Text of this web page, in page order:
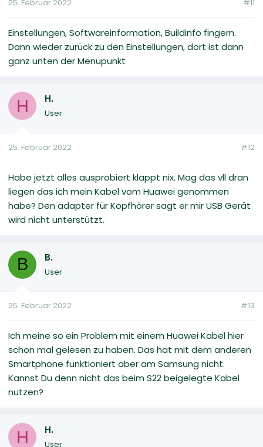
25. Februar 2022 #11
Einstellungen, Softwareinformation, Buildinfo fingern.
Dann wieder zurück zu den Einstellungen, dort ist dann
ganz unten der Menüpunkt
H H.
User
25. Februar 2022 #12
Habe jetzt alles ausprobiert klappt nix. Mag das vll dran
liegen das ich mein Kabel vom Huawei genommen
habe? Den adapter für Kopfhörer sagt er mir USB Gerät
wird nicht unterstützt.
B B.
User
25. Februar 2022 #13
Ich meine so ein Problem mit einem Huawei Kabel hier
schon mal gelesen zu haben. Das hat mit dem anderen
Smartphone funktioniert aber am Samsung nicht.
Kannst Du denn nicht das beim S22 beigelegte Kabel
nutzen?
H H.
User